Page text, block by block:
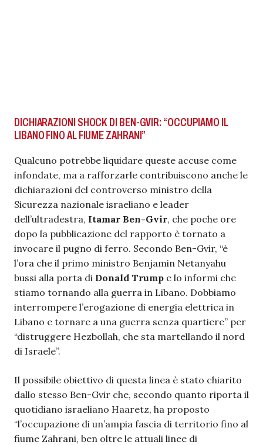
DICHIARAZIONI SHOCK DI BEN-GVIR: “OCCUPIAMO IL
LIBANO FINO AL FIUME ZAHRANI”
Qualcuno potrebbe liquidare queste accuse come
infondate, ma a rafforzarle contribuiscono anche le
dichiarazioni del controverso ministro della
Sicurezza nazionale israeliano e leader
dell’ultradestra, Itamar Ben-Gvir, che poche ore
dopo la pubblicazione del rapporto è tornato a
invocare il pugno di ferro. Secondo Ben-Gvir, “è
l’ora che il primo ministro Benjamin Netanyahu
bussi alla porta di Donald Trump e lo informi che
stiamo tornando alla guerra in Libano. Dobbiamo
interrompere l’erogazione di energia elettrica in
Libano e tornare a una guerra senza quartiere” per
“distruggere Hezbollah, che sta martellando il nord
di Israele”.
Il possibile obiettivo di questa linea è stato chiarito
dallo stesso Ben-Gvir che, secondo quanto riporta il
quotidiano israeliano Haaretz, ha proposto
“l’occupazione di un’ampia fascia di territorio fino al
fiume Zahrani, ben oltre le attuali linee di